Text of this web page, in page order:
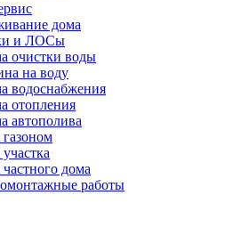
дома
и ЛОСы
очистки воды
на воду
водоснабжения
отопления
автополива
газоном
дома
работы